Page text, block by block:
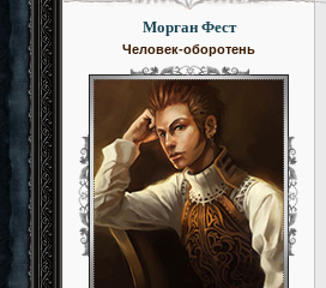
Морган Фест
Человек-оборотень